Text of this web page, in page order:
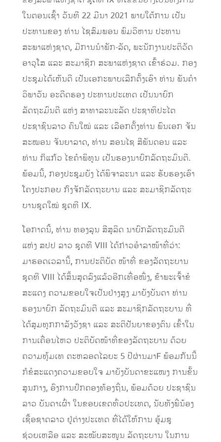
ໃນຕອນເຊົ້າ ວັນທີ 22 ມີນາ 2021 ພາຍໃຕ້ການ ເປັນ
ປະທານຂອງ ທ່ານ ໄຊສົມພອນ ພົມວິຫານ ປະທານ
ສະພາແຫ່ງຊາດ, ມີການນຳພັກ-ລັດ, ພະນັກງານປະຕິວັດ
ອາວຸໂສ ແລະ ສະມາຊິກ ສະພາແຫ່ງຊາດ ເຂົ້າຮ່ວມ. ກອງ
ປະຊຸມໄດ້ເຫັນດີ ເປັນເອກະພາບເລືກຕັ້ງເອົາ ທ່ານ ພັນຄຳ
ວິພາວັນ ອະດີດຮອງ ປະທານປະເທດ ເປັນນາຍົກ
ລັດຖະມົນຕີ ແຫ່ງ ສາທາລະນະລັດ ປະຊາທິປະໄຕ
ປະຊາຊົນລາວ ຄົນໃໝ່ ແລະ ເລືອກຕັ້ງທ່ານ ພົນເອກ ຈັນ
ສະໝອນ ຈັນຍາລາດ, ທ່ານ ສອນໄຊ ສີພັນດອນ ແລະ
ທ່ານ ກິແກ້ວ ໄຂຄຳພິທູນ ເປັນຮອງນາຍົກລັດຖະມົນຕີ.
ພ້ອມນີ້, ກອງປະຊຸມຍັງ ໄດ້ພິຈາລະນາ ແລະ ຮັບຮອງເອົາ
ໂຄງປະກອບ ກົງຈັກລັດຖະບານ ແລະ ສະມາຊິກລັດຖະ
ບານຊຸດໃໝ່ ຊຸດທີ IX.
ໂອກາດນີ້, ທ່ານ ທອງລຸນ ສີສຸລິດ ນາຍົກລັດຖະມົນຕີ
ແຫ່ງ ສປປ ລາວ ຊຸດທີ VIII ໄດ້ກ່າວອຳລາໜ້າທີ່ວ່າ:
ມາຮອດເວລານີ້, ການປະຕິບັດ ໜ້າທີ່ ຂອງລັດຖະບານ
ຊຸດທີ VIII ໄດ້ສິ້ນສຸດລົງແລ້ວອີກເທື່ອໜຶ່ງ, ຂ້າພະເຈົ້າຂໍ
ສະແດງ ຄວາມຂອບໃຈເປັນຢ່າງສູງ ມາຍັງບັນດາ ທ່ານ
ຮອງນາຍົກ ລັດຖະມົນຕີ ແລະ ສະມາຊິກລັດຖະບານ ທີ່
ໄດ້ສຸມທຸກກາລັງວັງຊາ ແລະ ສະຕິປັນຍາຂອງຕົນ ເຂົ້າໃນ
ການເຄື່ອນໄຫວ ປະຕິບັດໜ້າທີ່ຂອງລັດຖະບານ ດ້ວຍ
ຄວາມທຸ້ມເທ ຕະຫລອດໄລຍະ 5 ປີຜ່ານມາF ພ້ອມກັນນີ້
ກໍຂໍສະແດງຄວາມຂອບໃຈ ມາຍັງບັນດາຂະແໜງ ການຂັ້ນ
ສູນກາງ, ອົງການປົກຄອງທ້ອງຖິ່ນ, ພ້ອມດ້ວຍ ປະຊາຊົນ
ລາວ ບັນດາເຜົ່າ ໃນຂອບເຂດທົ່ວປະເທດ, ນັບທັງພີ່ນ້ອງ
ເຊື້ອຊາດລາວ ຢູ່ຕ່າງປະເທດ ທີ່ໄດ້ໃຫ້ການ ອູ້ມຊູ
ຊ່ວຍເຫລືອ ແລະ ສະໝັບສະໜູນ ລັດຖະບານ ໃນການ